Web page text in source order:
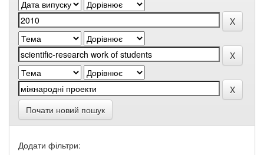
Почати новий пошук
Додати фільтри: